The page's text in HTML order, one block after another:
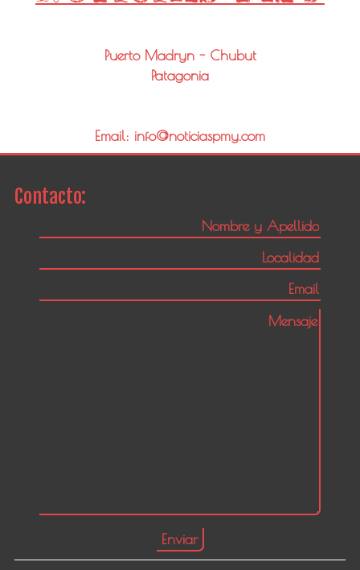
Puerto Madryn - Chubut
Patagonia
Email: info@noticiaspmy.com
Contacto: